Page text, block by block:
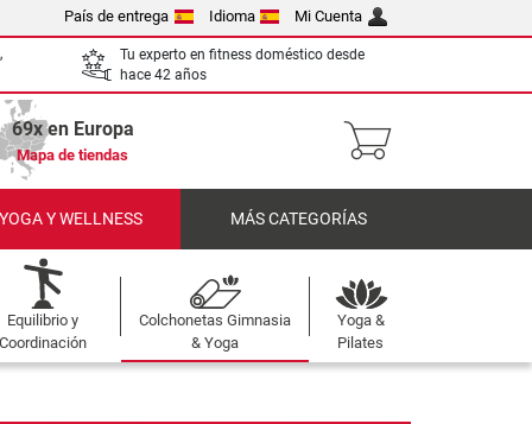
País de entrega Idioma Mi Cuenta
Tu experto en fitness doméstico desde
hace 42 años
69x en Europa
Mapa de tiendas
Y WELLNESS MÁS CATEGORÍAS
Equilibrio y
Coordinación
Colchonetas Gimnasia
& Yoga
Yoga &
Pilates